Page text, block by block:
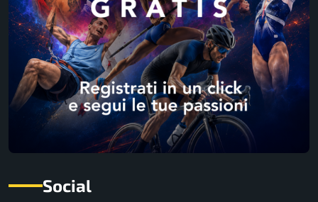
Social